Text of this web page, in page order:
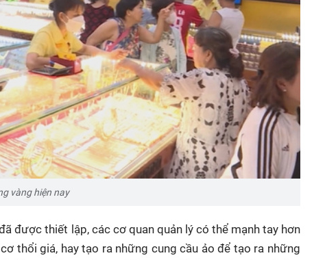
vàng hiện nay
được thiết lập, các cơ quan quản lý có thể mạnh tay hơn
thổi giá, hay tạo ra những cung cầu ảo để tạo ra những